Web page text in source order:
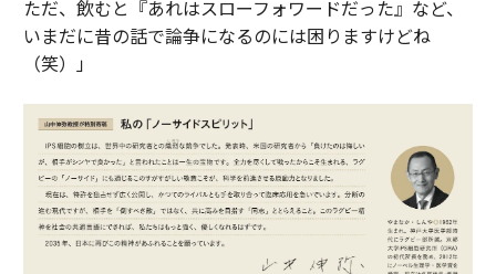
ただ、飲むと『あれはスローフォワードだった』など、
いまだに昔の話で論争になるのには困りますけどね
（笑）」